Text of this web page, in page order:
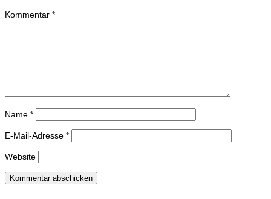
Kommentar *
Name *
E-Mail-Adresse *
Website